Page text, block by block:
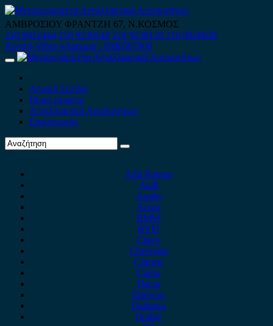
Skip
to
content
ΑΜΒΡΟΣΙΟΥ ΦΡΑΝΤΖΗ 67, Ν.ΚΟΣΜΟΣ
210 9012444 210 9239148 210 9238158 210 9026839
Κινητό-Viber-whatsapp : 6980507900
Primary
Αρχική Σελίδα
Ποιοί είμαστε
Ανταλλακτικά Αυτοκινήτων
Επικοινωνία
Alfa Romeo
Audi
Austin
Acura
BMW
BYD
Chery
Chevrolet
Citroen
Cupra
Dacia
Daewoo
Daihatsu
Dodge